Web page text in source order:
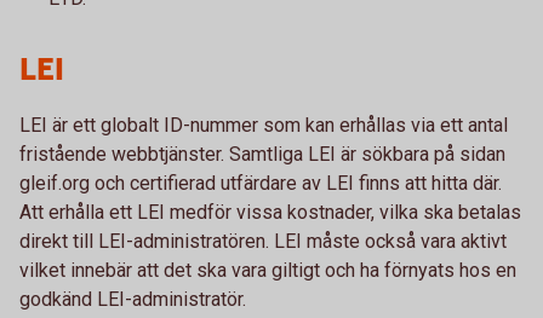
LEI
LEI är ett globalt ID-nummer som kan erhållas via ett antal
fristående webbtjänster. Samtliga LEI är sökbara på sidan
gleif.org och certifierad utfärdare av LEI finns att hitta där.
Att erhålla ett LEI medför vissa kostnader, vilka ska betalas
direkt till LEI-administratören. LEI måste också vara aktivt
vilket innebär att det ska vara giltigt och ha förnyats hos en
godkänd LEI-administratör.